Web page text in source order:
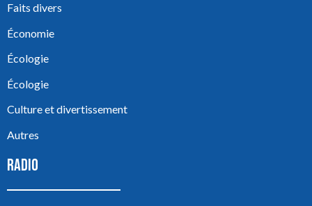
Faits divers
Économie
Écologie
Écologie
Culture et divertissement
Autres
RADIO